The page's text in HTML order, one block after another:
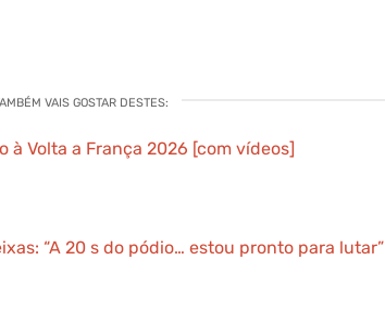
VAIS GOSTAR DESTES:
à Volta a França 2026 [com vídeos]
“A 20 s do pódio… estou pronto para lutar”